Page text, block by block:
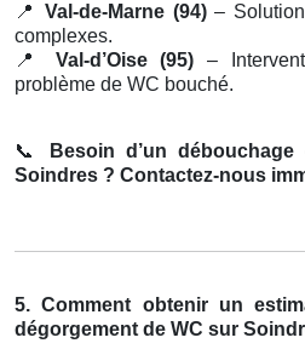
📍
Val-de-Marne (94)–
complexes.
📍
Val-d’Oise (95) –
problème de WC bouché.
📞
Besoin d’un
Soindres ? Contactez-nous
5. Comment obtenir un
dégorgement de WC sur